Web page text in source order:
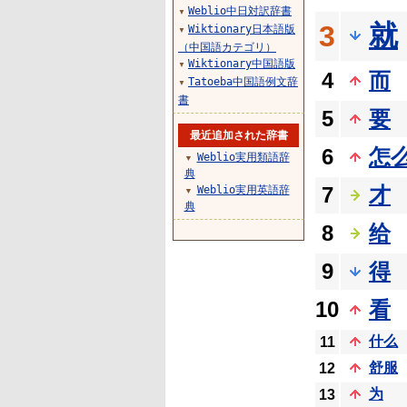
3
就
4
而
5
要
6
怎
7
才
8
给
9
得
10
看
11
什么
12
舒服
13
为
▼ Weblio中日対訳辞書
▼ Wiktionary日本語版
（中国語カテゴリ）
▼ Wiktionary中国語版
▼ Tatoeba中国語例文辞
書
最近追加された辞書
▼
Weblio実用類語辞
典
▼
Weblio実用英語辞
典